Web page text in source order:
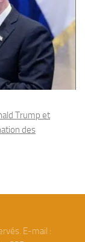
Trump et
des
E-mail :